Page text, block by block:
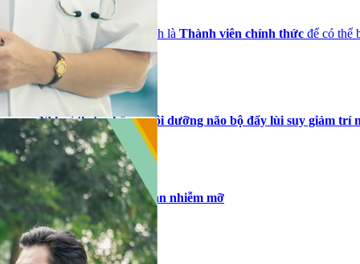
Bạn cần đăng nhập với tư cách là Thành viên chính thức để có thể
Những tin mới hơn
13 loại thực phẩm nuôi dưỡng não bộ đẩy lùi suy giảm trí
(29/08/2022)
Dấu hiệu nhận biết gan nhiễm mỡ
(30/08/2022)